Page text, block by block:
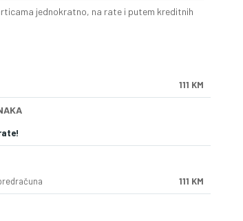
jednokratno, na rate i putem kreditnih
111 KM
111 KM